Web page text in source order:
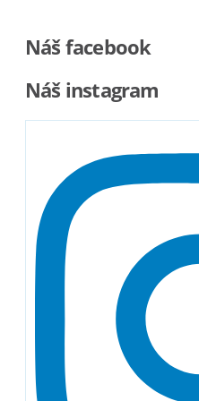
Náš facebook
Náš instagram